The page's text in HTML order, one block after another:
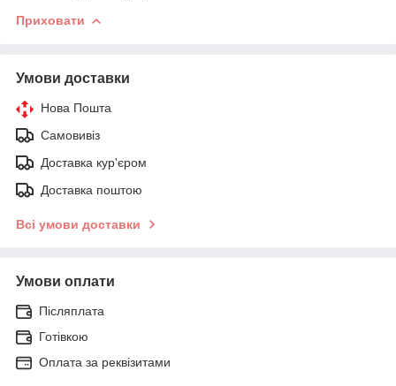
Приховати
Умови доставки
Нова Пошта
Самовивіз
Доставка кур'єром
Доставка поштою
Всі умови доставки
Умови оплати
Післяплата
Готівкою
Оплата за реквізитами